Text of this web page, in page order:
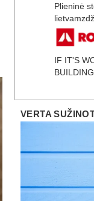
Plieninė
IF IT'S
BUILDING
VERTA